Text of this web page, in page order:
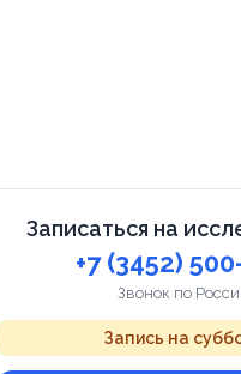
Записаться на
+7 (3452)
Звонок по
Запись на